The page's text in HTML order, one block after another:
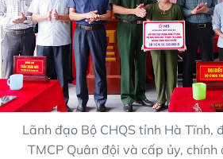
Lãnh đạo Bộ CHQS tỉnh Hà Tĩnh,
TMCP Quân đội và cấp ủy,